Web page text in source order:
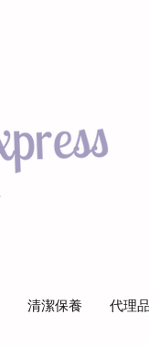
清潔保養 代理